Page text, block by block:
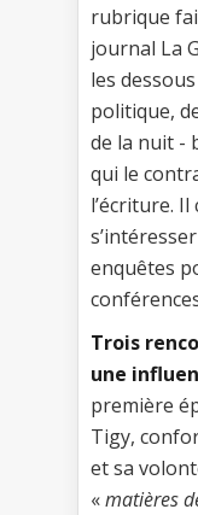
rubrique
journal La
les
politique,
de la nuit -
qui le
l’écriture. Il
enquêtes
Trois
une
première
Tigy,
et sa
«matières